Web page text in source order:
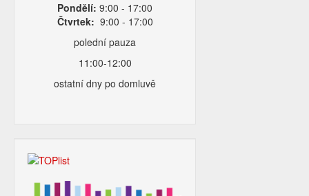
Pondělí: 9:00 - 17:00
Čtvrtek: 9:00 - 17:00
polední pauza
11:00-12:00
ostatní dny po domluvě